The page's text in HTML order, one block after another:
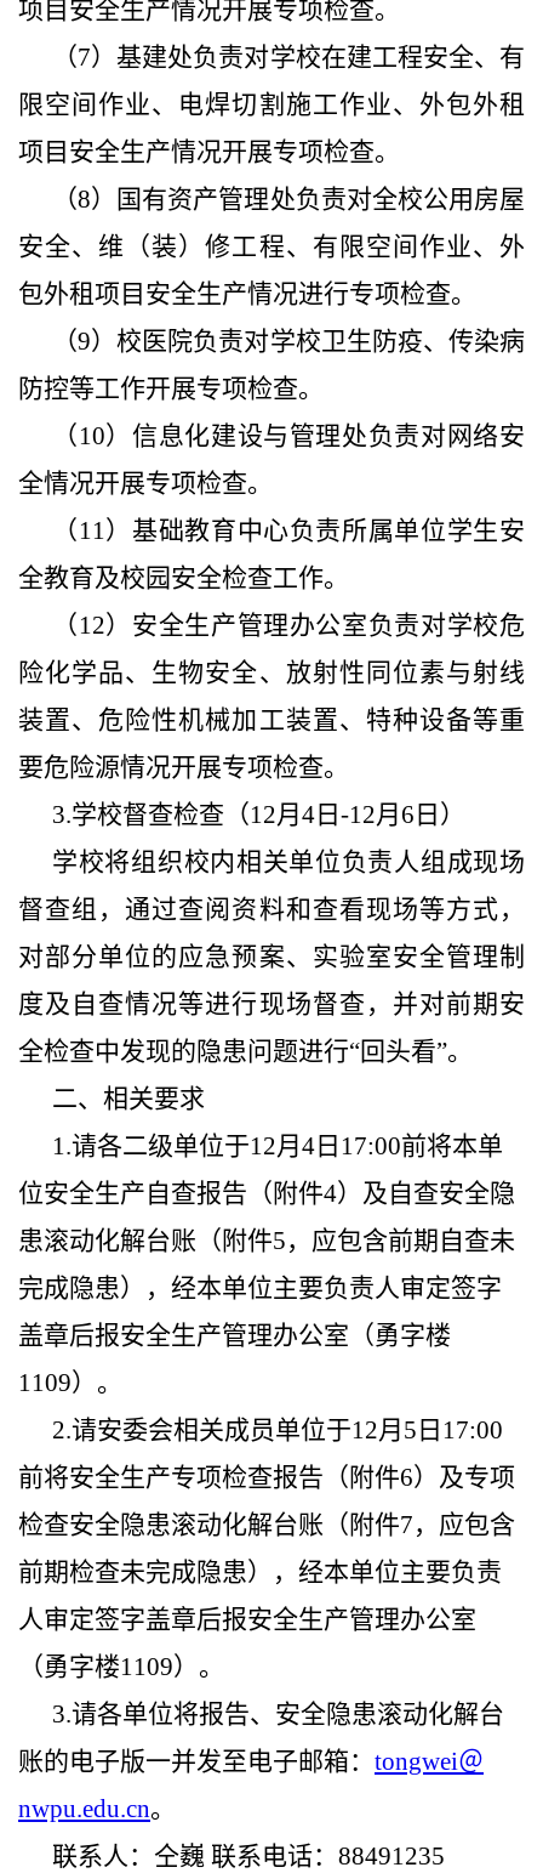
项目安全生产情况开展专项检查。
（7）基建处负责对学校在建工程安全、有
限空间作业、电焊切割施工作业、外包外租
项目安全生产情况开展专项检查。
（8）国有资产管理处负责对全校公用房屋
安全、维（装）修工程、有限空间作业、外
包外租项目安全生产情况进行专项检查。
（9）校医院负责对学校卫生防疫、传染病
防控等工作开展专项检查。
（10）信息化建设与管理处负责对网络安
全情况开展专项检查。
（11）基础教育中心负责所属单位学生安
全教育及校园安全检查工作。
（12）安全生产管理办公室负责对学校危
险化学品、生物安全、放射性同位素与射线
装置、危险性机械加工装置、特种设备等重
要危险源情况开展专项检查。
3.学校督查检查（12月4日-12月6日）
学校将组织校内相关单位负责人组成现场
督查组，通过查阅资料和查看现场等方式，
对部分单位的应急预案、实验室安全管理制
度及自查情况等进行现场督查，并对前期安
全检查中发现的隐患问题进行“回头看”。
二、相关要求
1.请各二级单位于12月4日17:00前将本单
位安全生产自查报告（附件4）及自查安全隐
患滚动化解台账（附件5，应包含前期自查未
完成隐患），经本单位主要负责人审定签字
盖章后报安全生产管理办公室（勇字楼
1109）。
2.请安委会相关成员单位于12月5日17:00
前将安全生产专项检查报告（附件6）及专项
检查安全隐患滚动化解台账（附件7，应包含
前期检查未完成隐患），经本单位主要负责
人审定签字盖章后报安全生产管理办公室
（勇字楼1109）。
3.请各单位将报告、安全隐患滚动化解台
账的电子版一并发至电子邮箱： tongwei＠
nwpu.edu.cn。
联系人：仝巍 联系电话：88491235